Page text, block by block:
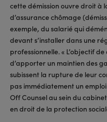
cette démission ouvre droit à
d’assurance chômage
exemple, du salarié qui
devant s’installer dans une
professionnelle. « L’objectif
d’apporter un maintien des
subissent la rupture de leur
pas immédiatement un
Off Counsel au sein du
en droit de la protection